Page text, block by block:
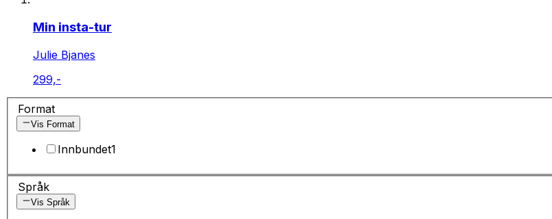
Min insta-tur
Julie Bjanes
299,-
Format
Vis Format
Innbundet1
Språk
Vis Språk